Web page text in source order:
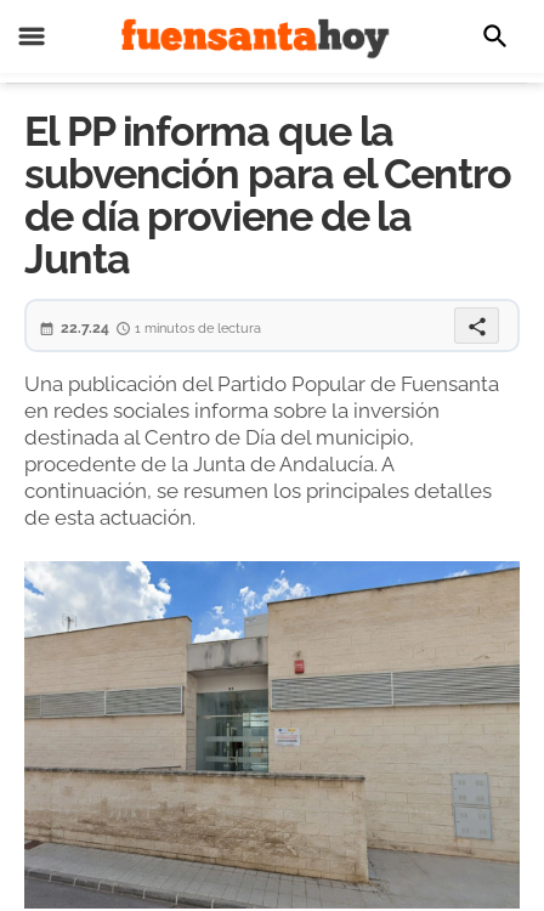
El PP informa que la
subvención para el Centro
de día proviene de la
Junta
22.7.24 1 minutos de lectura share
Una publicación del Partido Popular de Fuensanta
en redes sociales informa sobre la inversión
destinada al Centro de Día del municipio,
procedente de la Junta de Andalucía. A
continuación, se resumen los principales detalles
de esta actuación.